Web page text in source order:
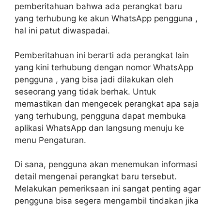
pemberitahuan bahwa ada perangkat baru
yang terhubung ke akun WhatsApp pengguna ,
hal ini patut diwaspadai.
Pemberitahuan ini berarti ada perangkat lain
yang kini terhubung dengan nomor WhatsApp
pengguna , yang bisa jadi dilakukan oleh
seseorang yang tidak berhak. Untuk
memastikan dan mengecek perangkat apa saja
yang terhubung, pengguna dapat membuka
aplikasi WhatsApp dan langsung menuju ke
menu Pengaturan.
Di sana, pengguna akan menemukan informasi
detail mengenai perangkat baru tersebut.
Melakukan pemeriksaan ini sangat penting agar
pengguna bisa segera mengambil tindakan jika